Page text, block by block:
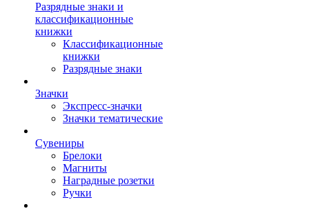
Разрядные знаки и
классификационные
книжки
Классификационные
книжки
Разрядные знаки
Значки
Экспресс-значки
Значки тематические
Сувениры
Брелоки
Магниты
Наградные розетки
Ручки